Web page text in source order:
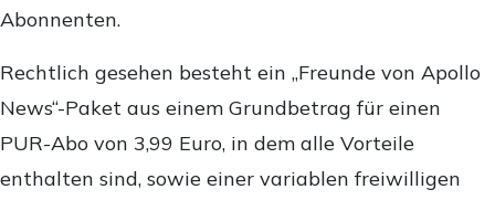
Abonnenten.
Rechtlich gesehen besteht ein „Freunde von Apollo
News“-Paket aus einem Grundbetrag für einen
PUR-Abo von 3,99 Euro, in dem alle Vorteile
enthalten sind, sowie einer variablen freiwilligen